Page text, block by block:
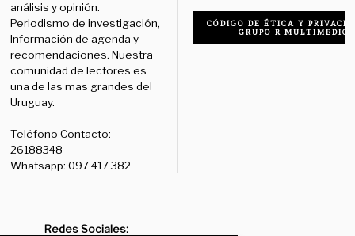
análisis y opinión.
Periodismo de investigación,
Información de agenda y
recomendaciones. Nuestra
comunidad de lectores es
una de las mas grandes del
Uruguay.
Teléfono Contacto:
26188348
Whatsapp: 097 417 382
CÓDIGO DE ÉTICA Y
GRUPO R MULTIMEDIO
Redes Sociales: